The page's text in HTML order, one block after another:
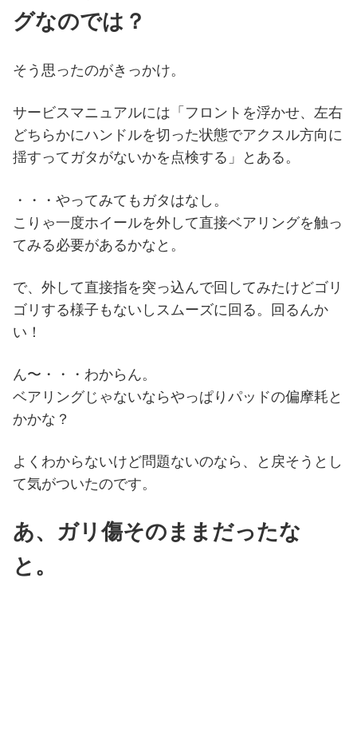
グなのでは？
そう思ったのがきっかけ。
サービスマニュアルには「フロントを浮かせ、左右
どちらかにハンドルを切った状態でアクスル方向に
揺すってガタがないかを点検する」とある。
・・・やってみてもガタはなし。
こりゃ一度ホイールを外して直接ベアリングを触っ
てみる必要があるかなと。
で、外して直接指を突っ込んで回してみたけどゴリ
ゴリする様子もないしスムーズに回る。回るんか
い！
ん〜・・・わからん。
ベアリングじゃないならやっぱりパッドの偏摩耗と
かかな？
よくわからないけど問題ないのなら、と戻そうとし
て気がついたのです。
あ、ガリ傷そのままだったな
と。